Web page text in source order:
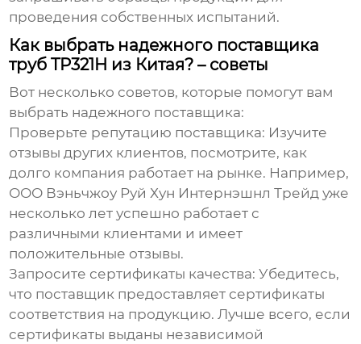
проведения собственных испытаний.
Как выбрать надежного поставщика
труб TP321H из Китая? – советы
Вот несколько советов, которые помогут вам
выбрать надежного поставщика:
Проверьте репутацию поставщика: Изучите
отзывы других клиентов, посмотрите, как
долго компания работает на рынке. Например,
ООО Вэньчжоу Руй Хун Интернэшнл Трейд уже
несколько лет успешно работает с
различными клиентами и имеет
положительные отзывы.
Запросите сертификаты качества: Убедитесь,
что поставщик предоставляет сертификаты
соответствия на продукцию. Лучше всего, если
сертификаты выданы независимой